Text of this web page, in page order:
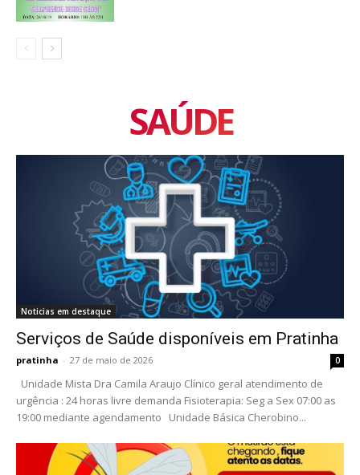
SAÚDE
Noticias em destaque
Serviços de Saúde disponíveis em Pratinha
pratinha - 27 de maio de 2026 0
Unidade Mista Dra Camila Araujo Clínico geral atendimento de
urgência : 24 horas livre demanda Fisioterapia: Seg a Sex 07:00 as
19:00 mediante agendamento Unidade Básica Cherobino...